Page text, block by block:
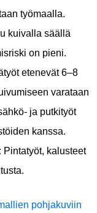
työmaalla.
kuivalla säällä
on pieni.
etenevät 6–8
varataan
ja putkityöt
kanssa.
Pintatyöt, kalusteet
pohjakuviin